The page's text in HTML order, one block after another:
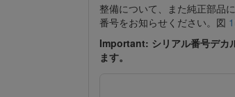
整備について、また純正部品
番号をお知らせください。図 1
Important: シリアル番号デカ
ます。